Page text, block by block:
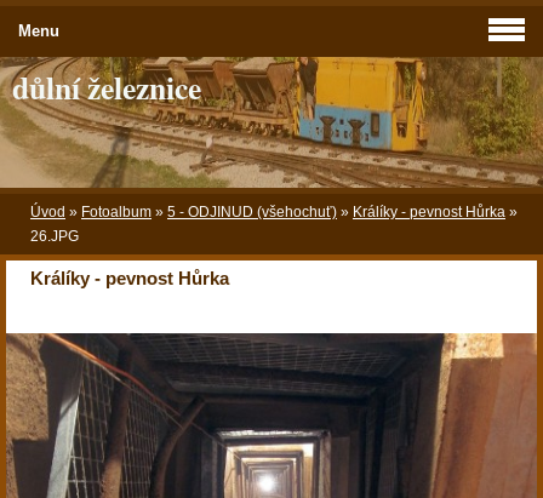
důlní železnice
Úvod » Fotoalbum » 5 - ODJINUD (všehochuť) » Králíky - pevnost Hůrka »
26.JPG
Králíky - pevnost Hůrka
Menu